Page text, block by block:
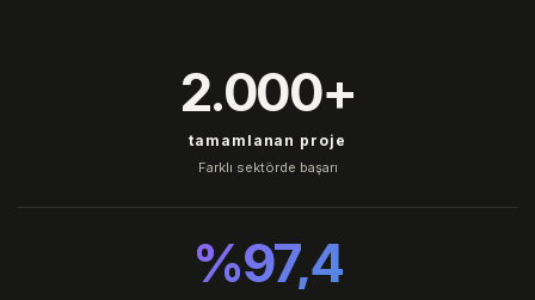
2.000+
tamamlanan proje
Farklı sektörde başarı
%97,4